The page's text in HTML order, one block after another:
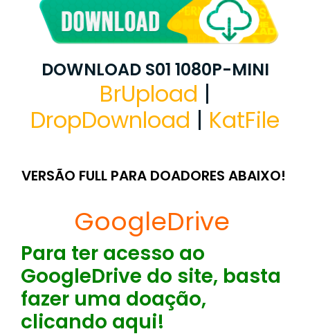
DOWNLOAD S01 1080P-MINI
BrUpload |
DropDownload | KatFile
VERSÃO FULL PARA DOADORES ABAIXO!
GoogleDrive
Para ter acesso ao
GoogleDrive do site, basta
fazer uma doação,
clicando aqui!